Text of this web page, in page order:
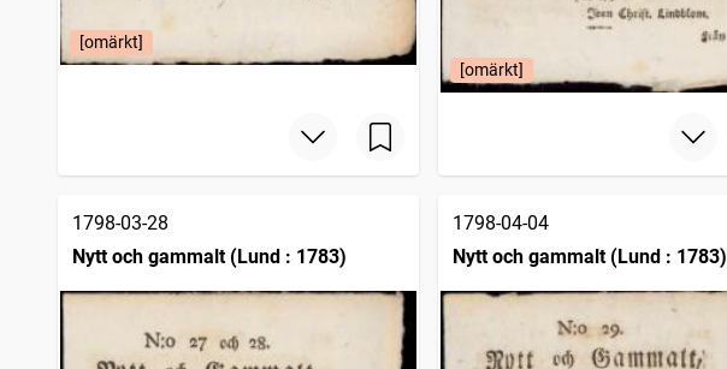
[omärkt]
[omärkt]
1798-03-28
Nytt och gammalt (Lund : 1783)
1798-04-04
Nytt och gammalt (Lund : 1783)